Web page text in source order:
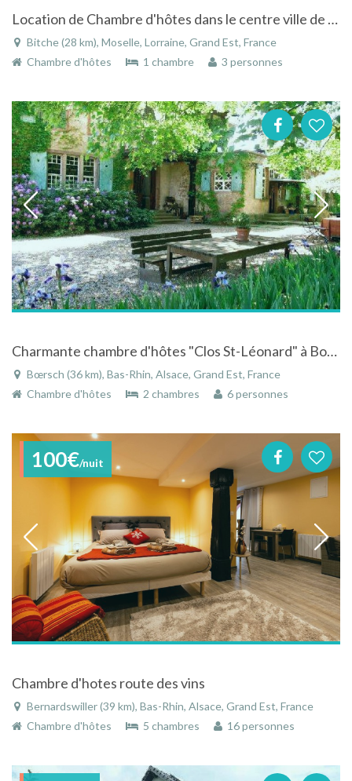
Location de Chambre d'hôtes dans le centre ville de Bitche
Bitche (28 km), Moselle, Lorraine, Grand Est, France
Chambre d'hôtes
1 chambre 3 personnes
Charmante chambre d'hôtes "Clos St-Léonard" à Boersch en Alsace
Bœrsch (36 km), Bas-Rhin, Alsace, Grand Est, France
Chambre d'hôtes
2 chambres 6 personnes
100€/nuit
Chambre d'hotes route des vins
Bernardswiller (39 km), Bas-Rhin, Alsace, Grand Est, France
Chambre d'hôtes
5 chambres 16 personnes